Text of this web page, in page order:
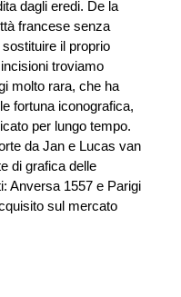
dagli eredi. De la
francese senza
il proprio
troviamo
molto rara, che ha
fortuna iconografica,
per lungo tempo.
da Jan e Lucas van
di grafica delle
Anversa 1557 e Parigi
sul mercato